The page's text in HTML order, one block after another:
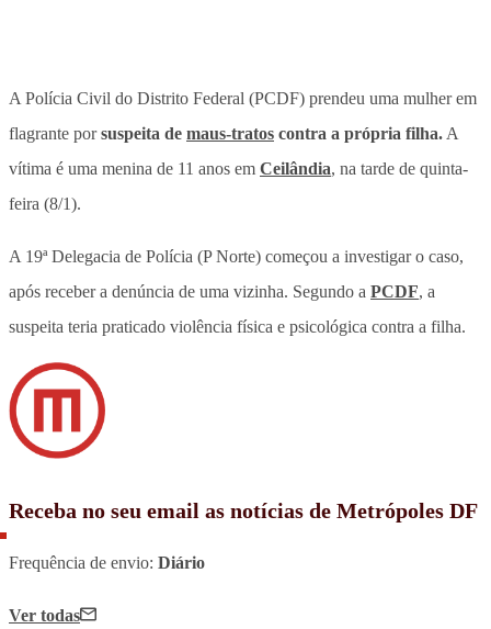
A Polícia Civil do Distrito Federal (PCDF) prendeu uma mulher em
flagrante porsuspeita de maus-tratos contra a própria filha. A
vítima é uma menina de 11 anos em Ceilândia, na tarde de quinta-
feira (8/1).
A 19ª Delegacia de Polícia (P Norte) começou a investigar o caso,
após receber a denúncia de uma vizinha. Segundo a PCDF, a
suspeita teria praticado violência física e psicológica contra a filha.
Receba no seu email as notícias de Metrópoles DF
Frequência de envio: Diário
Ver todas